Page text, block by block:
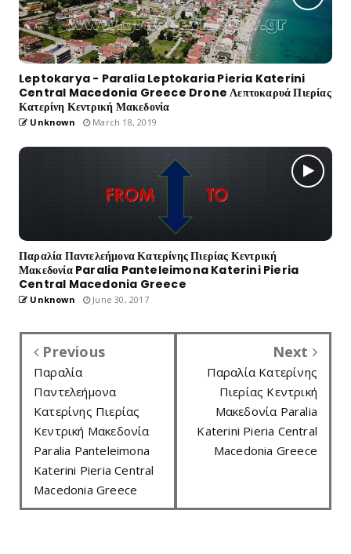
Leptokarya - Paralia Leptokaria Pieria Katerini
Central Macedonia Greece Drone Λεπτοκαρυά Πιερίας
Κατερίνη Κεντρική Μακεδονία
Unknown March 18, 2019
Παραλία Παντελεήμονα Κατερίνης Πιερίας Κεντρική
Μακεδονία Paralia Panteleimona Katerini Pieria
Central Macedonia Greece
Unknown June 30, 2017
Previous
Παραλία
Παντελεήμονα
Κατερίνης Πιερίας
Κεντρική Μακεδονία
Paralia Panteleimona
Katerini Pieria Central
Macedonia Greece
Next
Παραλία Κατερίνης
Πιερίας Κεντρική
Μακεδονία Paralia
Katerini Pieria Central
Macedonia Greece